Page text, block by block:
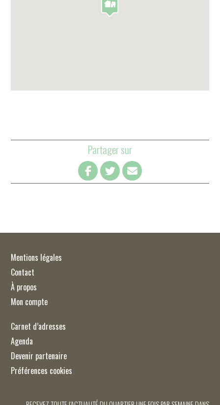
Partager sur
Mentions légales
Contact
À propos
Mon compte
Carnet d’adresses
Agenda
Devenir partenaire
Préférences cookies